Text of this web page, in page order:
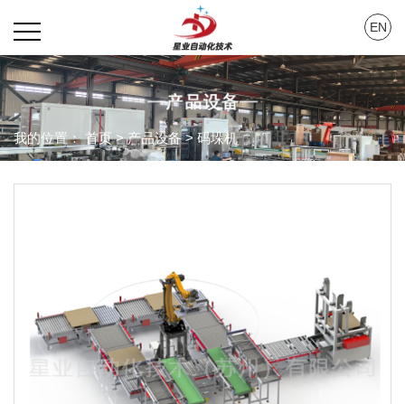
EN
我的位置：首页>产品设备>码垛机